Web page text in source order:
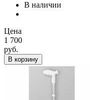
В наличии
Цена
1 700
руб.
В корзину